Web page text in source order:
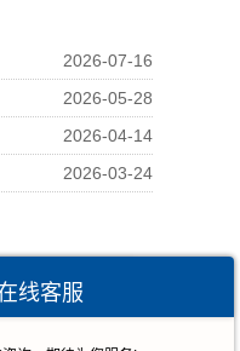
2026-07-16
2026-05-28
2026-04-14
2026-03-24
线客服